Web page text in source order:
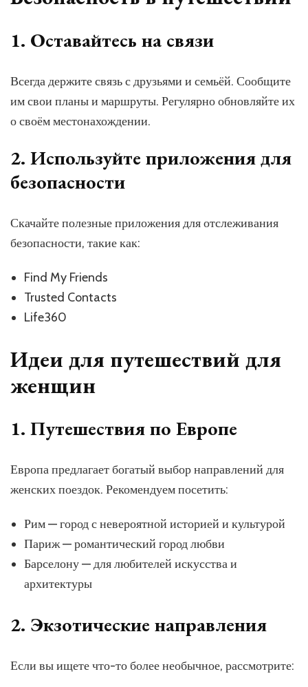
1. Оставайтесь на связи
Всегда держите связь с друзьями и семьёй. Сообщите
им свои планы и маршруты. Регулярно обновляйте их
о своём местонахождении.
2. Используйте приложения для
безопасности
Скачайте полезные приложения для отслеживания
безопасности, такие как:
Find My Friends
Trusted Contacts
Life360
Идеи для путешествий для
женщин
1. Путешествия по Европе
Европа предлагает богатый выбор направлений для
женских поездок. Рекомендуем посетить:
Рим — город с невероятной историей и культурой
Париж — романтический город любви
Барселону — для любителей искусства и
архитектуры
2. Экзотические направления
Если вы ищете что-то более необычное, рассмотрите: